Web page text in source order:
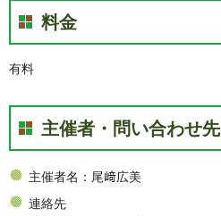
料金
有料
主催者・問い合わせ先
主催者名：尾﨑広美
連絡先